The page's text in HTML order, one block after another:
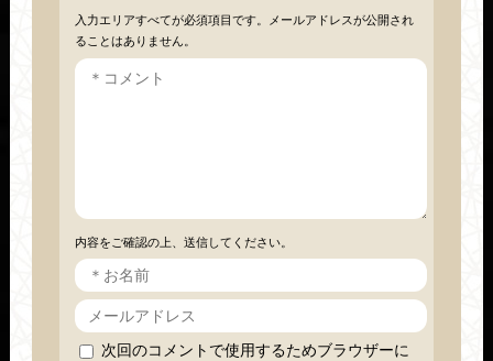
入力エリアすべてが必須項目です。メールアドレスが公開され
ることはありません。
内容をご確認の上、送信してください。
次回のコメントで使用するためブラウザーに